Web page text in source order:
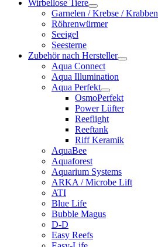
Wirbellose Tiere
Garnelen / Krebse / Krabben
Röhrenwürmer
Seeigel
Seesterne
Zubehör nach Hersteller
Aqua Connect
Aqua Illumination
Aqua Perfekt
OsmoPerfekt
Power Lüfter
Reeflight
Reeftank
Riff Keramik
AquaBee
Aquaforest
Aquarium Systems
ARKA / Microbe Lift
ATI
Blue Life
Bubble Magus
D-D
Easy Reefs